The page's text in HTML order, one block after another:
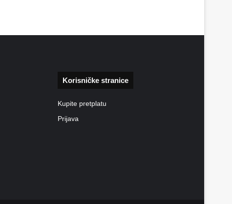
Korisničke stranice
Kupite pretplatu
Prijava